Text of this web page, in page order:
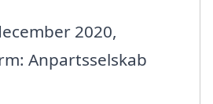
2020,
Anpartsselskab